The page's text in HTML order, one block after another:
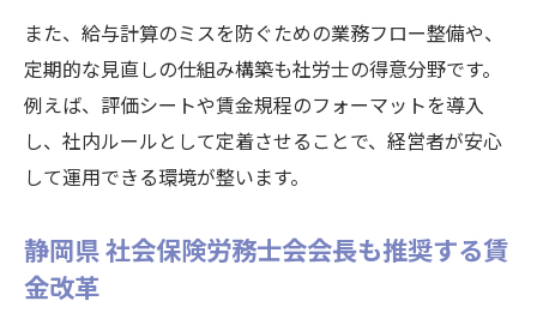
また、給与計算のミスを防ぐための業務フロー整備や、
定期的な見直しの仕組み構築も社労士の得意分野です。
例えば、評価シートや賃金規程のフォーマットを導入
し、社内ルールとして定着させることで、経営者が安心
して運用できる環境が整います。
静岡県 社会保険労務士会会長も推奨する賃
金改革